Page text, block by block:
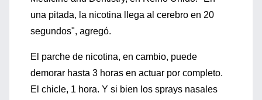
una pitada, la nicotina llega al cerebro en 20
segundos", agregó.
El parche de nicotina, en cambio, puede
demorar hasta 3 horas en actuar por completo.
El chicle, 1 hora. Y si bien los sprays nasales